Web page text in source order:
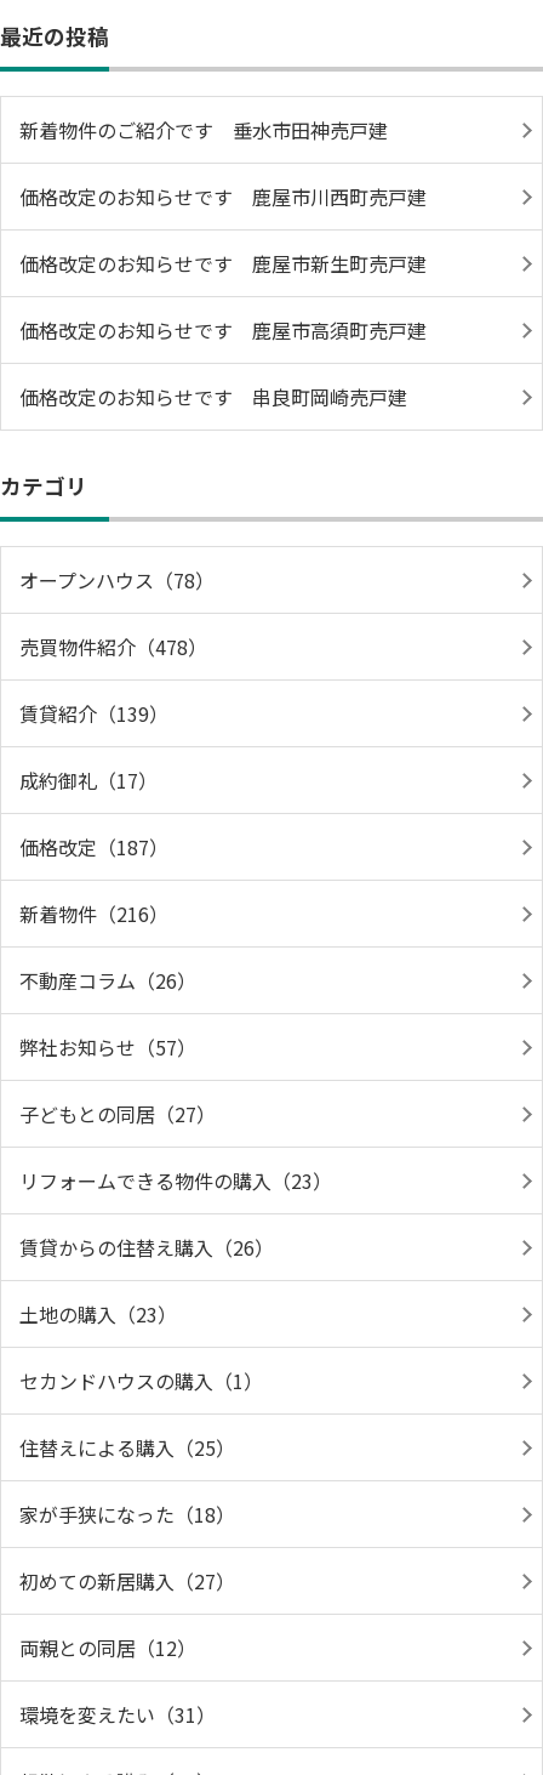
最近の投稿
新着物件のご紹介です 垂水市田神売戸建
価格改定のお知らせです 鹿屋市川西町売戸建
価格改定のお知らせです 鹿屋市新生町売戸建
価格改定のお知らせです 鹿屋市高須町売戸建
価格改定のお知らせです 串良町岡崎売戸建
カテゴリ
オープンハウス（78）
売買物件紹介（478）
賃貸紹介（139）
成約御礼（17）
価格改定（187）
新着物件（216）
不動産コラム（26）
弊社お知らせ（57）
子どもとの同居（27）
リフォームできる物件の購入（23）
賃貸からの住替え購入（26）
土地の購入（23）
セカンドハウスの購入（1）
住替えによる購入（25）
家が手狭になった（18）
初めての新居購入（27）
両親との同居（12）
環境を変えたい（31）